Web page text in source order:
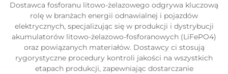
Dostawca fosforanu litowo-żelazowego odgrywa kluczową
rolę w branżach energii odnawialnej i pojazdów
elektrycznych, specjalizując się w produkcji i dystrybucji
akumulatorów litowo-żelazowo-fosforanowych (LiFePO4)
oraz powiązanych materiałów. Dostawcy ci stosują
rygorystyczne procedury kontroli jakości na wszystkich
etapach produkcji, zapewniając dostarczanie